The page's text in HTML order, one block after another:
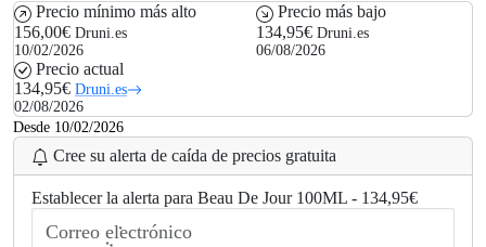
Precio mínimo más alto
156,00€ Druni.es
10/02/2026
Precio más bajo
134,95€ Druni.es
06/08/2026
Precio actual
134,95€ Druni.es
02/08/2026
Desde 10/02/2026
Cree su alerta de caída de precios gratuita
Establecer la alerta para Beau De Jour 100ML - 134,95€